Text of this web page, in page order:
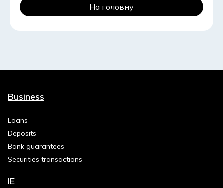
На головну
Business
Loans
Deposits
Bank guarantees
Securities transactions
IE